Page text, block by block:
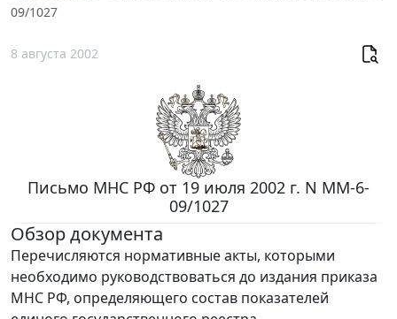
09/1027
8 августа 2002
Письмо МНС РФ от 19 июля 2002 г. N ММ-6-
09/1027
Обзор документа
Перечисляются нормативные акты, которыми
необходимо руководствоваться до издания приказа
МНС РФ, определяющего состав показателей